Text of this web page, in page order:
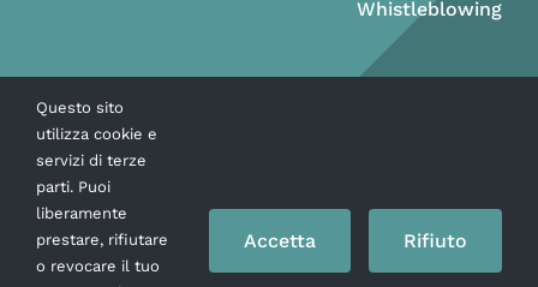
Whistleblowing
Questo sito
utilizza cookie e
servizi di terze
parti. Puoi
liberamente
prestare, rifiutare
o revocare il tuo
Accetta Rifiuto